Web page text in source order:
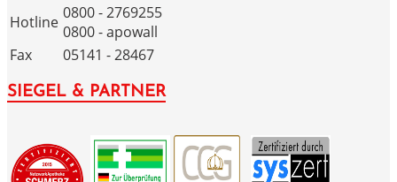
Hotline 0800 - 2769255
0800 - apowall
Fax
05141 - 28467
SIEGEL & PARTNER